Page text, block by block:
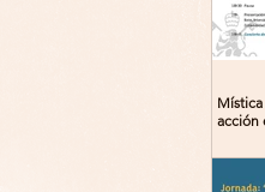
acción
del